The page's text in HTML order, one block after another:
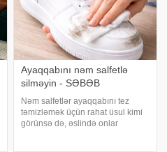
Ayaqqabını nəm salfetlə
silməyin - SƏBƏB
Nəm salfetlər ayaqqabını tez
təmizləmək üçün rahat üsul kimi
görünsə də, əslində onlar